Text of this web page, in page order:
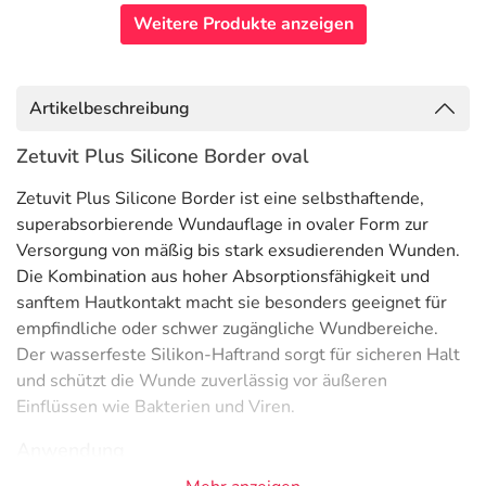
Weitere Produkte anzeigen
Artikelbeschreibung
Zetuvit Plus Silicone Border oval
Zetuvit Plus Silicone Border ist eine selbsthaftende,
superabsorbierende Wundauflage in ovaler Form zur
Versorgung von mäßig bis stark exsudierenden Wunden.
Die Kombination aus hoher Absorptionsfähigkeit und
sanftem Hautkontakt macht sie besonders geeignet für
empfindliche oder schwer zugängliche Wundbereiche.
Der wasserfeste Silikon-Haftrand sorgt für sicheren Halt
und schützt die Wunde zuverlässig vor äußeren
Einflüssen wie Bakterien und Viren.